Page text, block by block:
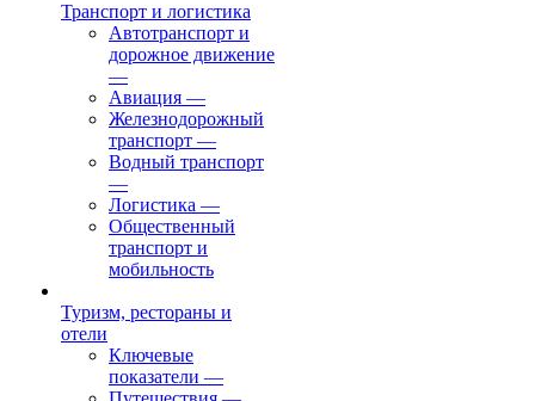
Транспорт и логистика
Автотранспорт и
дорожное движение
—
Авиация —
Железнодорожный
транспорт —
Водный транспорт
—
Логистика —
Общественный
транспорт и
мобильность
Туризм, рестораны и
отели
Ключевые
показатели —